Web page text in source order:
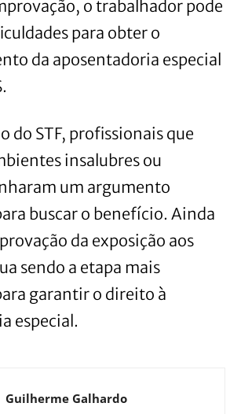
o trabalhador pode
para obter o
da aposentadoria especial
do STF, profissionais que
insalubres ou
um argumento
buscar o benefício. Ainda
da exposição aos
sendo a etapa mais
garantir o direito à
especial.
Guilherme Galhardo